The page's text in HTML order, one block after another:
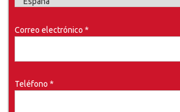
Correo electrónico *
Teléfono *